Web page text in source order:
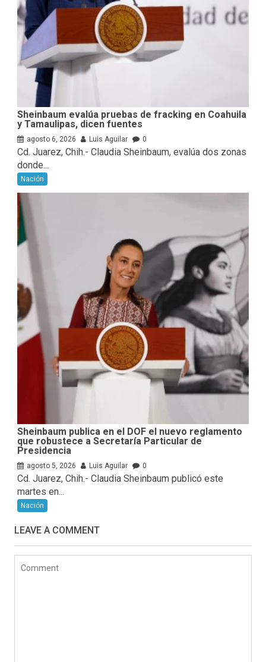
Sheinbaum evalúa pruebas de fracking en Coahuila
y Tamaulipas, dicen fuentes
agosto 6, 2026 Luis Aguilar 0
Cd. Juarez, Chih.- Claudia Sheinbaum, evalúa ⁠dos zonas
donde...
Nación
Sheinbaum publica en el DOF el nuevo reglamento
que robustece a Secretaría Particular de
Presidencia
agosto 5, 2026 Luis Aguilar 0
Cd. Juarez, Chih.- Claudia Sheinbaum publicó este
martes en...
Nación
LEAVE A COMMENT